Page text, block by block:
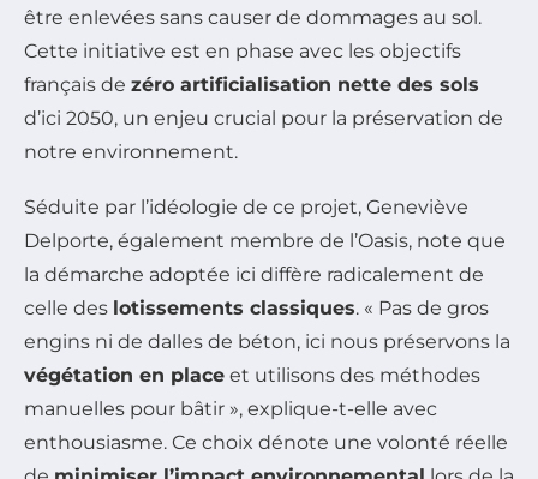
être enlevées sans causer de dommages au sol.
Cette initiative est en phase avec les objectifs
français de zéro artificialisation nette des sols
d’ici 2050, un enjeu crucial pour la préservation de
notre environnement.
Séduite par l’idéologie de ce projet, Geneviève
Delporte, également membre de l’Oasis, note que
la démarche adoptée ici diffère radicalement de
celle des lotissements classiques. « Pas de gros
engins ni de dalles de béton, ici nous préservons la
végétation en place et utilisons des méthodes
manuelles pour bâtir », explique-t-elle avec
enthousiasme. Ce choix dénote une volonté réelle